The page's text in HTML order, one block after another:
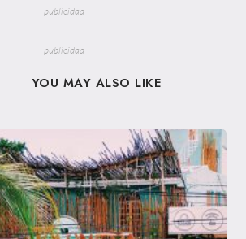
publicidad
publicidad
YOU MAY ALSO LIKE